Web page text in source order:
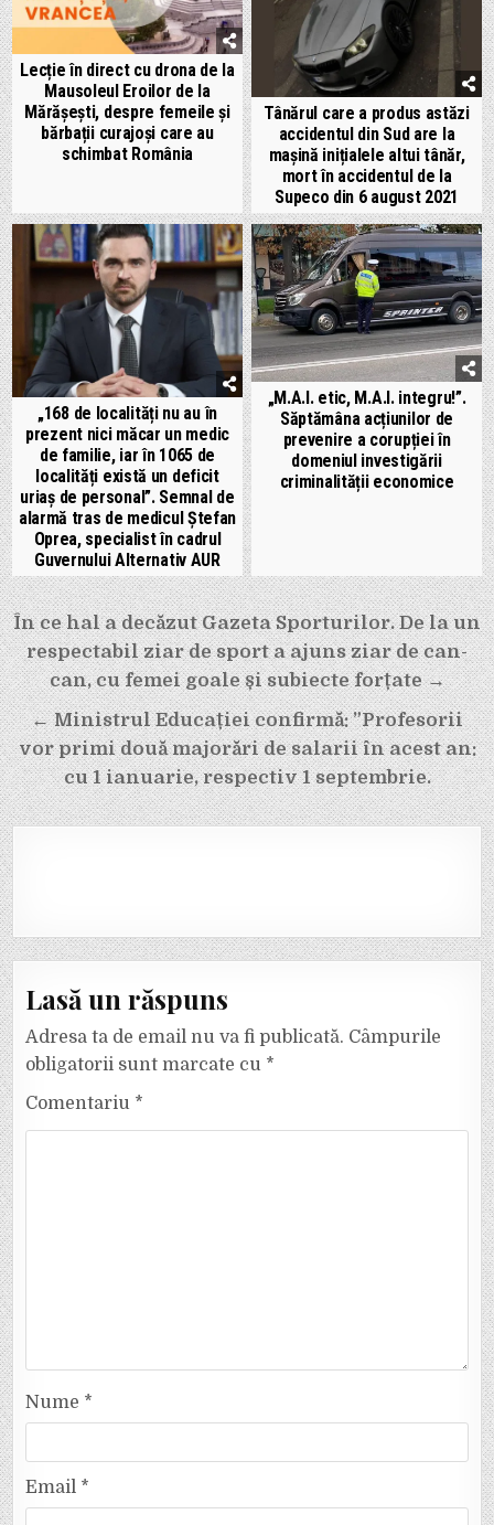
Lecție în direct cu drona de la
Mausoleul Eroilor de la
Mărășești, despre femeile și
bărbații curajoși care au
schimbat România
Tânărul care a produs astăzi
accidentul din Sud are la
mașină inițialele altui tânăr,
mort în accidentul de la
Supeco din 6 august 2021
„168 de localități nu au în
prezent nici măcar un medic
de familie, iar în 1065 de
localități există un deficit
uriaș de personal”. Semnal de
alarmă tras de medicul Ștefan
Oprea, specialist în cadrul
Guvernului Alternativ AUR
„M.A.I. etic, M.A.I. integru!”.
Săptămâna acțiunilor de
prevenire a corupției în
domeniul investigării
criminalității economice
Navigare
în
articole
În ce hal a decăzut Gazeta Sporturilor. De la un
respectabil ziar de sport a ajuns ziar de can-
can, cu femei goale și subiecte forțate →
← Ministrul Educației confirmă: ”Profesorii
vor primi două majorări de salarii în acest an:
cu 1 ianuarie, respectiv 1 septembrie.
Lasă un răspuns
Adresa ta de email nu va fi publicată. Câmpurile
obligatorii sunt marcate cu *
Comentariu *
Nume *
Email *